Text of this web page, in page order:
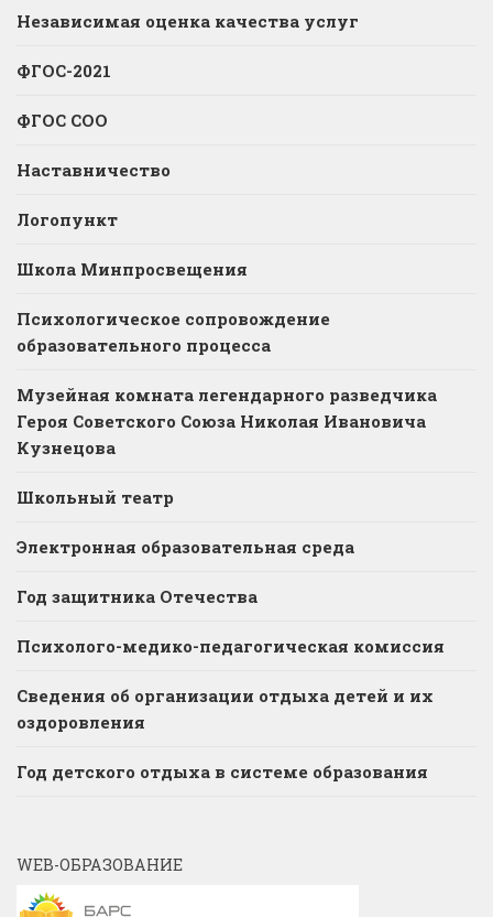
Независимая оценка качества услуг
ФГОС-2021
ФГОС СОО
Наставничество
Логопункт
Школа Минпросвещения
Психологическое сопровождение
образовательного процесса
Музейная комната легендарного разведчика
Героя Советского Союза Николая Ивановича
Кузнецова
Школьный театр
Электронная образовательная среда
Год защитника Отечества
Психолого-медико-педагогическая комиссия
Сведения об организации отдыха детей и их
оздоровления
Год детского отдыха в системе образования
WEB-ОБРАЗОВАНИЕ